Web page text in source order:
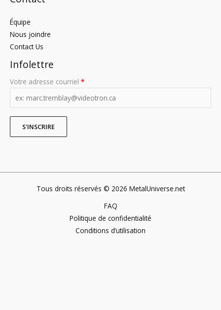
Équipe
Nous joindre
Contact Us
Infolettre
Votre adresse courriel *
Tous droits réservés © 2026 MetalUniverse.net
FAQ
Politique de confidentialité
Conditions d’utilisation